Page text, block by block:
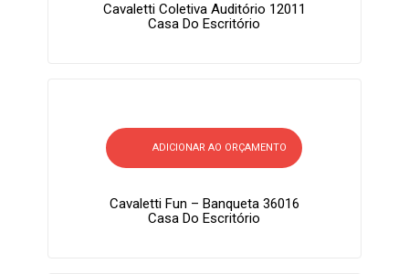
Cavaletti Coletiva Auditório 12011
Casa Do Escritório
ADICIONAR AO ORÇAMENTO
Cavaletti Fun – Banqueta 36016
Casa Do Escritório